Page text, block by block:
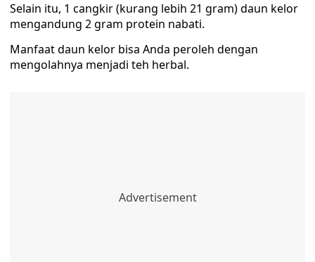
Selain itu, 1 cangkir (kurang lebih 21 gram) daun kelor
mengandung 2 gram protein nabati.
Manfaat daun kelor bisa Anda peroleh dengan
mengolahnya menjadi teh herbal.